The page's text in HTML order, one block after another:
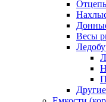
Весы